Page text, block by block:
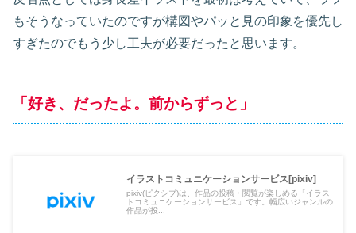
もそうなっていたのですが構図やパッと見の印象を優先し
すぎたのでもう少し工夫が必要だったと思います。
「好き、だったよ。前からずっと」
イラストコミュニケーションサービス[pixiv]
pixiv(ピクシブ)は、作品の投稿・閲覧が楽しめる「イラス
トコミュニケーションサービス」です。幅広いジャンルの
作品が投...